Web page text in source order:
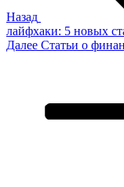
Назад
лайфхаки: 5 новых
Следующая
Далее Статьи о